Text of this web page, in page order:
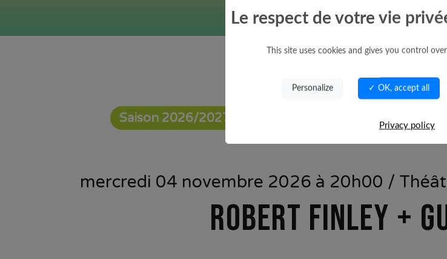
Saison 2026/2027
mercredi 04 novembre 2026 à 20h00 /
ROBERT FINLEY +
Le respect de votre vie
This site uses cookies and gives you control
Personalize ✓ OK, accept all
Privacy policy